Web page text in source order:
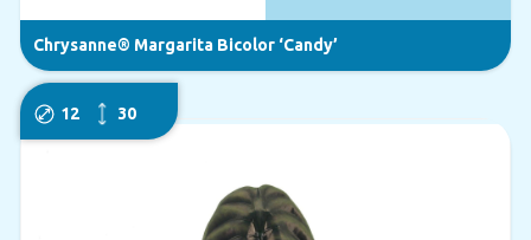
Chrysanne® Margarita Bicolor ‘Candy’
12 30